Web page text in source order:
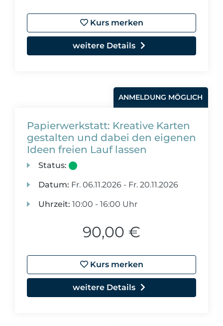
Kurs merken
weitere Details
ANMELDUNG MÖGLICH
Papierwerkstatt: Kreative Karten
gestalten und dabei den eigenen
Ideen freien Lauf lassen
Status:
Datum: Fr. 06.11.2026 - Fr. 20.11.2026
Uhrzeit: 10:00 - 16:00 Uhr
90,00 €
Kurs merken
weitere Details